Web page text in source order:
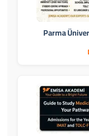
Parma